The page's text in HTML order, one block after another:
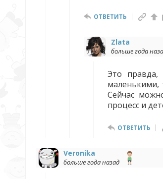
ОТВЕТИТЬ
Zlata
больше года
Это
маленькими,
Сейчас
процесс и
ОТВЕТИТЬ
Veronika
больше года назад